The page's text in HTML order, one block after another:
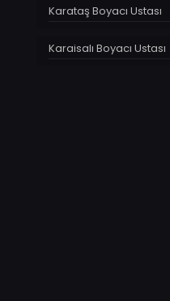
Karataş Boyacı Ustası
Karaisalı Boyacı Ustası